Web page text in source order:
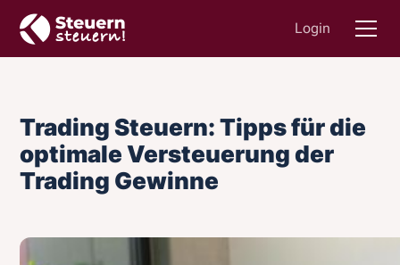
Login
Trading Steuern: Tipps für die
optimale Versteuerung der
Trading Gewinne